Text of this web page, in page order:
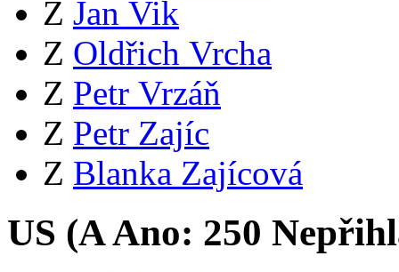
Z Jan Vik
Z Oldřich Vrcha
Z Petr Vrzáň
Z Petr Zajíc
Z Blanka Zajícová
US (AAno: 250